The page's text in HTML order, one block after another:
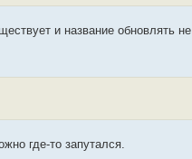
и название обновлять не
где-то запутался.